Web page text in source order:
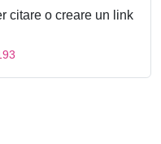
citare o creare un link